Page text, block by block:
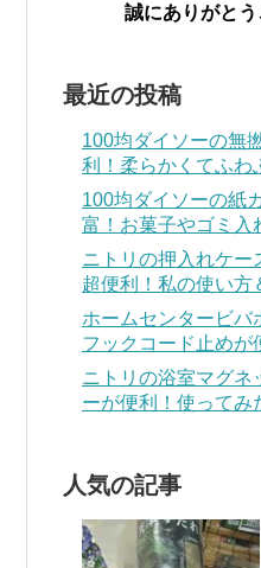
誠にありがと
最近の投稿
100均ダイソーの無
利！柔らかくてふわ
100均ダイソーの紙
富！お菓子やゴミ入
ニトリの押入れケー
超便利！私の使い方
ホームセンタービバ
フックコード止めが
ニトリの浴室マグネ
ーが便利！使ってみ
人気の記事